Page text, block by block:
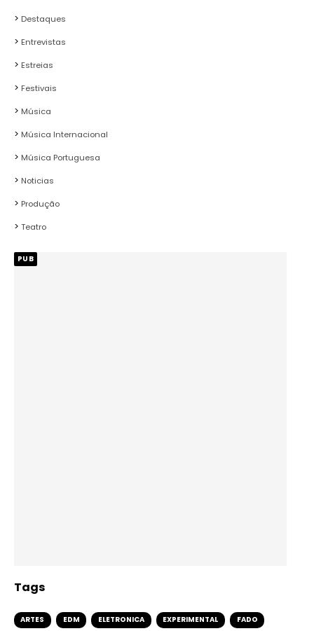
Destaques
Entrevistas
Estreias
Festivais
Música
Música Internacional
Música Portuguesa
Noticias
Produção
Teatro
PUB
Tags
ARTES EDM ELETRONICA EXPERIMENTAL FADO